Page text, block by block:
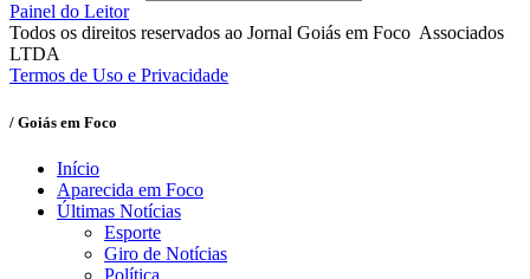
Painel do Leitor
Todos os direitos reservados ao Jornal Goiás em Foco Associados
LTDA
Termos de Uso e Privacidade
/ Goiás em Foco
Início
Aparecida em Foco
Últimas Notícias
Esporte
Giro de Notícias
Política